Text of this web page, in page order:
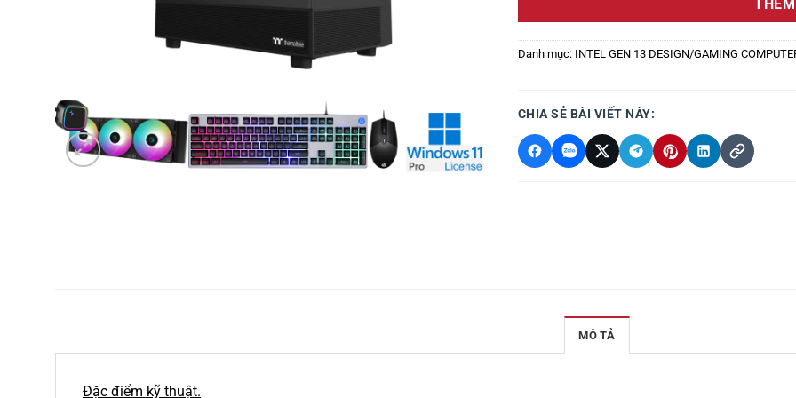
Danh mục: INTEL GEN 13 DESIGN/GAMING
CHIA SẺ BÀI VIẾT NÀY:
MÔ TẢ
Đặc điểm kỹ thuật.